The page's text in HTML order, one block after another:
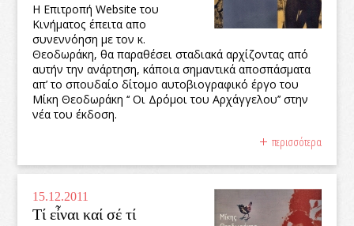
Η Επιτροπή Website του
Κινήματος έπειτα απο
συνεννόηση με τον κ.
Θεοδωράκη, θα παραθέσει σταδιακά αρχίζοντας από
αυτήν την ανάρτηση, κάποια σημαντικά αποσπάσματα
απ’ το σπουδαίο δίτομο αυτοβιογραφικό έργο του
Μίκη Θεοδωράκη ‘‘ Οι Δρόμοι του Αρχάγγελου’’ στην
νέα του έκδοση.
περισσότερα
15.12.2011
Τί εἶναι καί σέ τί